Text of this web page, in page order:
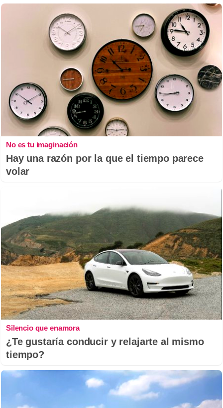
No es tu imaginación
Hay una razón por la que el tiempo parece
volar
Silencio que enamora
¿Te gustaría conducir y relajarte al mismo
tiempo?